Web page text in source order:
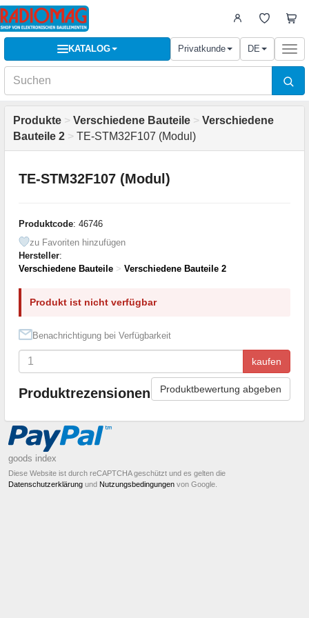
KATALOG Privatkunde DE
Produkte > Verschiedene Bauteile > Verschiedene
Bauteile 2 > TE-STM32F107 (Modul)
TE-STM32F107 (Modul)
Produktcode: 46746
zu Favoriten hinzufügen
Hersteller:
Verschiedene Bauteile > Verschiedene Bauteile 2
Produkt ist nicht verfügbar
Benachrichtigung bei Verfügbarkeit
kaufen
Produktrezensionen Produktbewertung abgeben
goods index
Diese Website ist durch reCAPTCHA geschützt und es gelten die
Datenschutzerklärung und Nutzungsbedingungen von Google.